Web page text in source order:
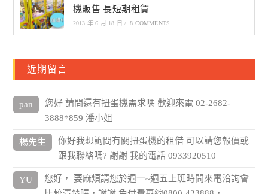
機販售 長短期租賃
2013 年 6 月 18 日 / 8 COMMENTS
近期留言
pan
您好 請問還有扭蛋機需求嗎 歡迎來電 02-2682-
3888*859 潘小姐
楊先生
你好我想詢問有關扭蛋機的租借 可以請您報價或
跟我聯絡嗎? 謝謝 我的電話 0933920510
YU
您好， 要麻煩請您於週一~週五上班時間來電洽詢會